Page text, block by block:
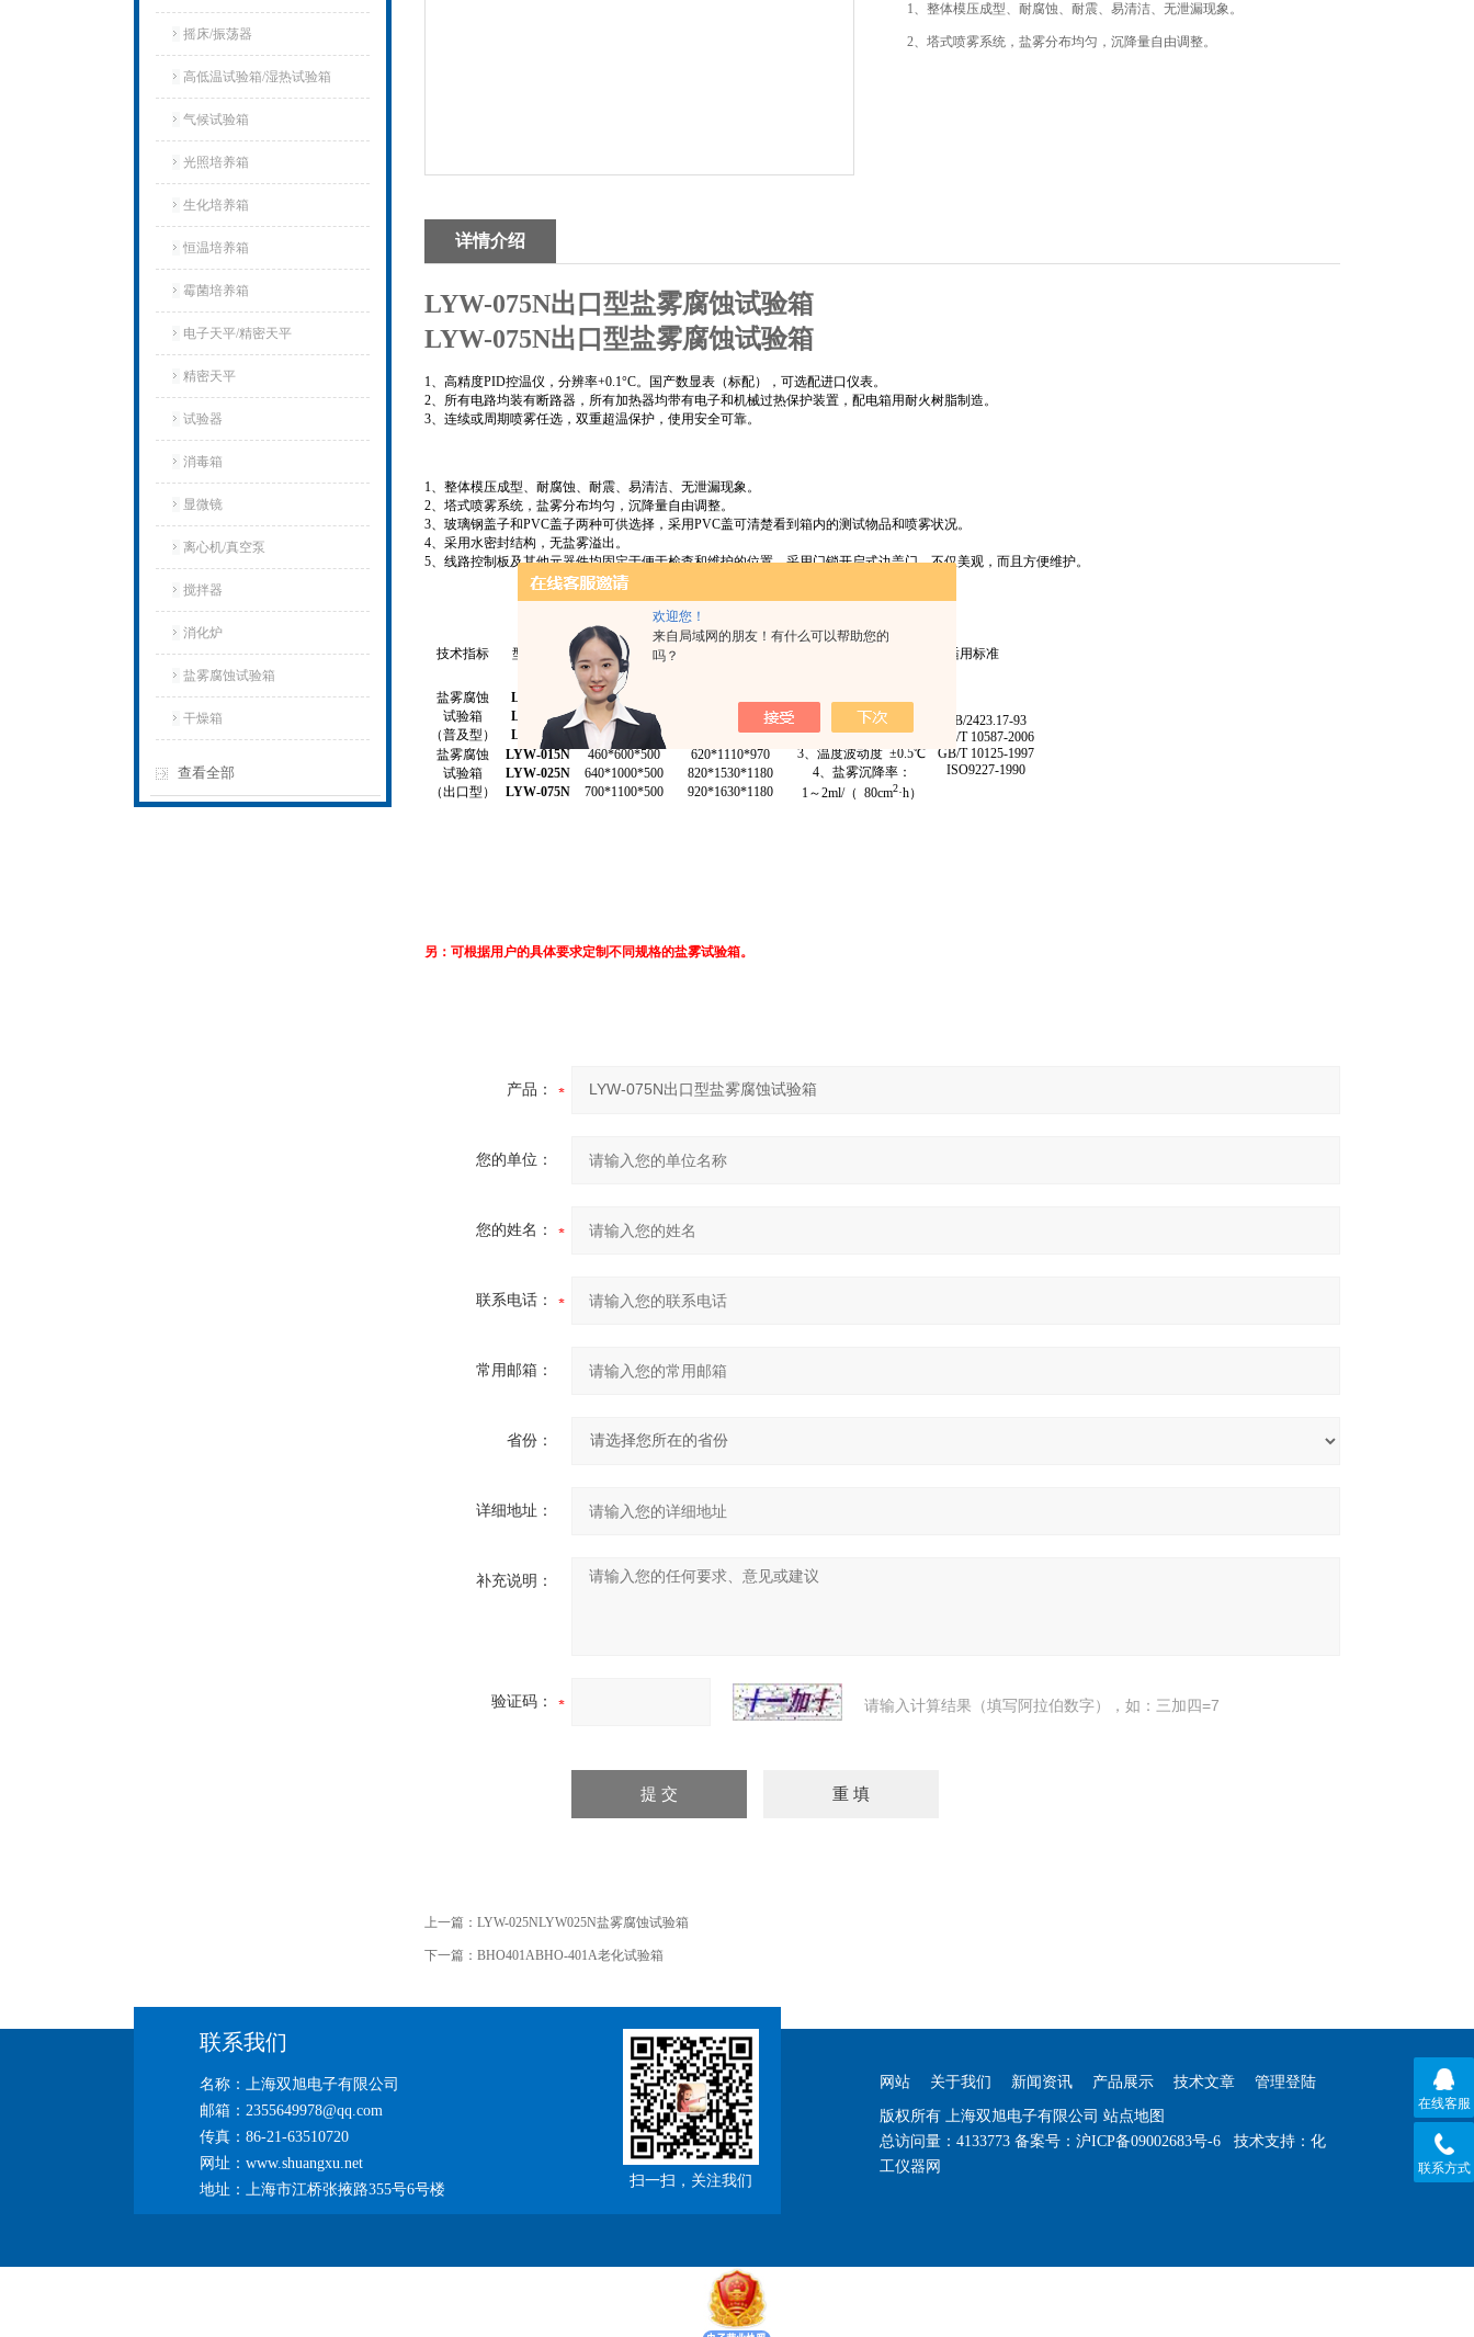
欢迎您！
来自局域网的朋友！有什么可以帮助您的
吗？
摇床/振荡器
高低温试验箱/湿热试验箱
气候试验箱
光照培养箱
生化培养箱
恒温培养箱
霉菌培养箱
电子天平/精密天平
精密天平
试验器
消毒箱
显微镜
离心机/真空泵
搅拌器
消化炉
盐雾腐蚀试验箱
干燥箱
查看全部
1、整体模压成型、耐腐蚀、耐震、易清洁、无泄漏现象。
2、塔式喷雾系统，盐雾分布均匀，沉降量自由调整。
详情介绍
LYW-075N出口型盐雾腐蚀试验箱
LYW-075N出口型盐雾腐蚀试验箱
1、高精度PID控温仪，分辨率+0.1°C。国产数显表（标配），可选配进口仪表。
2、所有电路均装有断路器，所有加热器均带有电子和机械过热保护装置，配电箱用耐火树脂制造。
3、连续或周期喷雾任选，双重超温保护，使用安全可靠。
1、整体模压成型、耐腐蚀、耐震、易清洁、无泄漏现象。
2、塔式喷雾系统，盐雾分布均匀，沉降量自由调整。
3、玻璃钢盖子和PVC盖子两种可供选择，采用PVC盖可清楚看到箱内的测试物品和喷雾状况。
4、采用水密封结构，无盐雾溢出。
5、线路控制板及其他元器件均固定于便于检查和维护的位置，采用门锁开启式边盖门，不仅美观，而且方便维护。
技术指标 型号
内胆尺寸
（mm）
（W*D*H）
外形尺寸
适用标准
盐雾腐蚀
试验箱
（普及型）
LYW-015 580*450*400
RT+5°C～55℃
2、温度均匀度：2℃
3、温度波动度 ±0.5℃
4、盐雾沉降率：
1～2ml/（ 80cm2·h）
GB/2423.17-93
GB/T 10587-2006
GB/T 10125-1997
ISO9227-1990
LYW-025 1000*640*500
1500*850*1250
LYW-075
1100*740*500
1680*950*1450
盐雾腐蚀
试验箱
（出口型）
LYW-015N 460*600*500
620*1110*970
LYW-025N
640*1000*500
820*1530*1180
LYW-075N
700*1100*500 920*1630*1180
另：可根据用户的具体要求定制不同规格的盐雾试验箱。
产品：
您的单位：
您的姓名：
联系电话：
常用邮箱：
省份：
详细地址：
补充说明：
验证码： 请输入计算结果（填写阿拉伯数字），如：三加四=7
上一篇： LYW-025NLYW025N盐雾腐蚀试验箱
下一篇： BHO401ABHO-401A老化试验箱
联系我们
名称：上海双旭电子有限公司
邮箱：2355649978@qq.com
传真：86-21-63510720
网址：www.shuangxu.net
地址：上海市江桥张掖路355号6号楼
扫一扫，关注我们
网站 关于我们 新闻资讯 产品展示 技术文章 管理登陆
版权所有 上海双旭电子有限公司 站点地图
总访问量： 4133773 备案号： 沪ICP备09002683号-6 技术支持： 化
工仪器网
在线客服
联系方式